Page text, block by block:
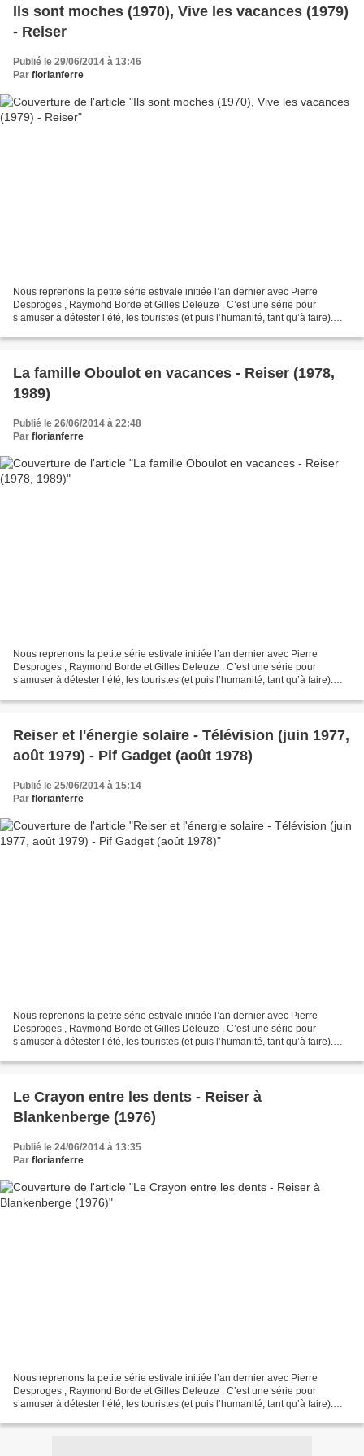
Ils sont moches (1970), Vive les vacances (1979)
- Reiser
Publié le 29/06/2014 à 13:46
Par florianferre
Nous reprenons la petite série estivale initiée l’an dernier avec Pierre
Desproges , Raymond Borde et Gilles Deleuze . C’est une série pour
s’amuser à détester l’été, les touristes (et puis l’humanité, tant qu’à faire).
La famille Oboulot en vacances - Reiser (1978,
1989)
Publié le 26/06/2014 à 22:48
Par florianferre
Nous reprenons la petite série estivale initiée l’an dernier avec Pierre
Desproges , Raymond Borde et Gilles Deleuze . C’est une série pour
s’amuser à détester l’été, les touristes (et puis l’humanité, tant qu’à faire).
Reiser et l'énergie solaire - Télévision (juin 1977,
août 1979) - Pif Gadget (août 1978)
Publié le 25/06/2014 à 15:14
Par florianferre
Nous reprenons la petite série estivale initiée l’an dernier avec Pierre
Desproges , Raymond Borde et Gilles Deleuze . C’est une série pour
s’amuser à détester l’été, les touristes (et puis l’humanité, tant qu’à faire).
Le Crayon entre les dents - Reiser à
Blankenberge (1976)
Publié le 24/06/2014 à 13:35
Par florianferre
Nous reprenons la petite série estivale initiée l’an dernier avec Pierre
Desproges , Raymond Borde et Gilles Deleuze . C’est une série pour
s’amuser à détester l’été, les touristes (et puis l’humanité, tant qu’à faire).